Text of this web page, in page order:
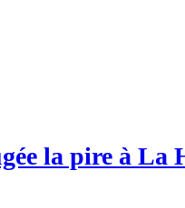
la pire à La